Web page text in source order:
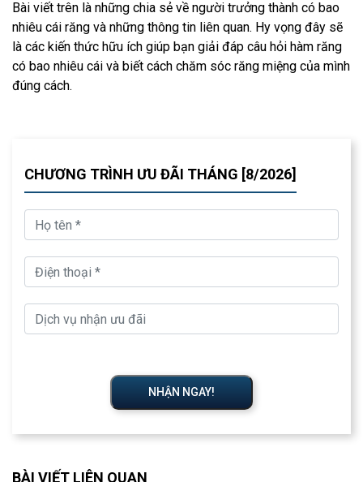
Bài viết trên là những chia sẻ về người trưởng thành có bao
nhiêu cái răng và những thông tin liên quan. Hy vọng đây sẽ
là các kiến thức hữu ích giúp bạn giải đáp câu hỏi hàm răng
có bao nhiêu cái và biết cách chăm sóc răng miệng của mình
đúng cách.
CHƯƠNG TRÌNH ƯU ĐÃI THÁNG [8/2026]
NHẬN NGAY!
BÀI VIẾT LIÊN QUAN